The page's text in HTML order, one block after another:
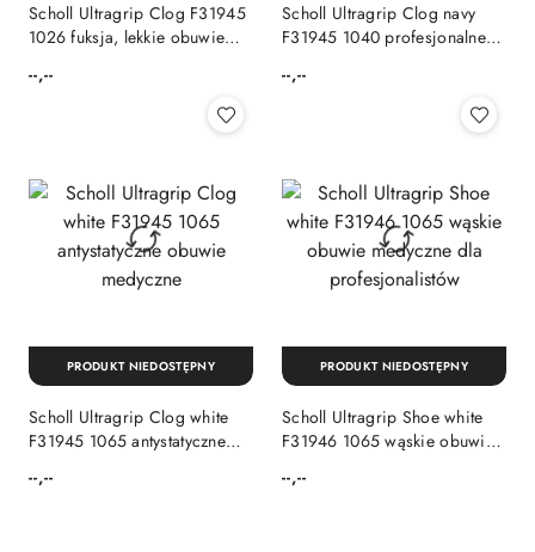
Scholl Ultragrip Clog F31945
1026 fuksja, lekkie obuwie
tęgość F
Cena:
--,--
Scholl Ultragrip Clog navy
F31945 1040 profesjonalne
Cena:
--,--
Scholl Ultragrip Clog white
F31945 1065 antystatyczne
Cena:
--,--
PRODUKT NIEDOSTĘPNY
Scholl Ultragrip Shoe white
F31946 1065 wąskie obuwie
profesjonalistów
Cena:
--,--
PRODUKT NIEDOSTĘPNY